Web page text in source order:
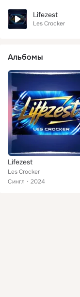
Lifezest
Les Crocker
Альбомы
Lifezest
Les Crocker
Сингл
2024